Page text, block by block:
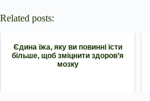
Related posts:
Єдина їжа, яку ви повинні їсти
більше, щоб зміцнити здоров’я
мозку